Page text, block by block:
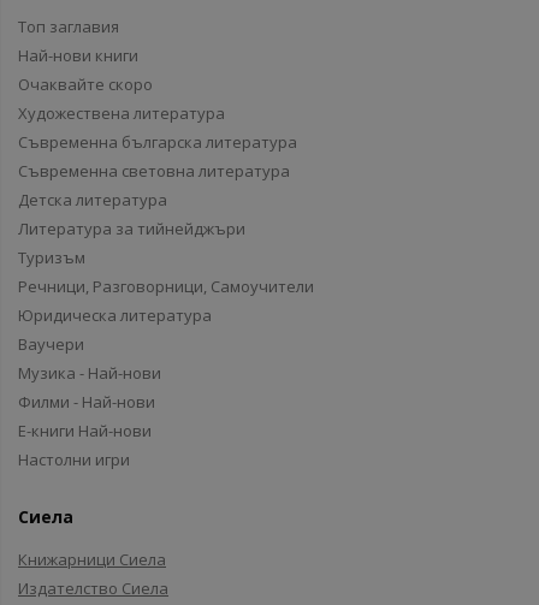
Топ заглавия
Най-нови книги
Очаквайте скоро
Художествена литература
Съвременна българска литература
Съвременна световна литература
Детска литература
Литература за тийнейджъри
Туризъм
Речници, Разговорници, Самоучители
Юридическа литература
Ваучери
Музика - Най-нови
Филми - Най-нови
Е-книги Най-нови
Настолни игри
Сиела
Книжарници Сиела
Издателство Сиела